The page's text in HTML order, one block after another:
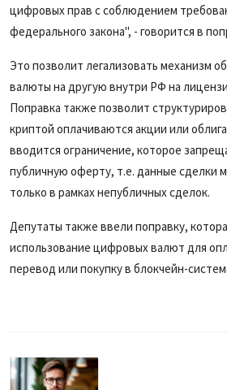
цифровых прав с соблюдением
федерального закона", - говорится в
Это позволит легализовать механизм
валюты на другую внутри РФ на
Поправка также позволит
криптой оплачиваются акции или
вводится ограничение, которое
публичную оферту, т.е. данные сделки
только в рамках непубличных сделок.
Депутаты также ввели поправку,
использование цифровых валют для
перевод или покупку в блокчейн-